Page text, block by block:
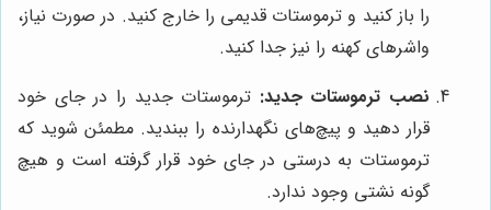
را باز کنید و ترموستات قدیمی را خارج کنید. در صورت نیاز،
واشرهای کهنه را نیز جدا کنید.
نصب ترموستات جدید: ترموستات جدید را در جای خود
قرار دهید و پیچ‌های نگهدارنده را ببندید. مطمئن شوید که
ترموستات به درستی در جای خود قرار گرفته است و هیچ
گونه نشتی وجود ندارد.